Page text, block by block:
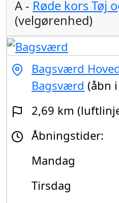
A - Røde kors Tøj
(velgørenhed)
Bagsværd
Bagsværd (åbn
2,69 km
Åbningstider:
Mandag
Tirsdag